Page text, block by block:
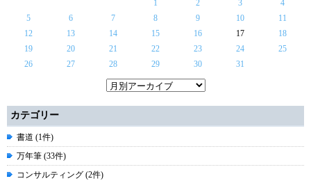
1
2 3
4
5
6 7 8 9 10
11
12
13 14 15 16 17
18
19
20 21 22 23 24
25
26
27 28 29 30 31
カテゴリー
書道 (1件)
万年筆 (33件)
コンサルティング (2件)